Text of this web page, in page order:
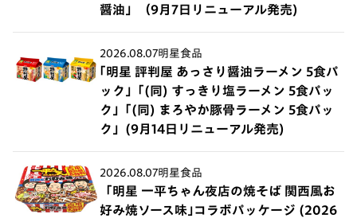
醤油」（9月7日リニューアル発売)
2026.08.07明星食品
｢明星 評判屋 あっさり醤油ラーメン 5食パ
ック」｢(同) すっきり塩ラーメン 5食パッ
ク」｢(同) まろやか豚骨ラーメン 5食パッ
ク」(9月14日リニューアル発売)
2026.08.07明星食品
「明星 一平ちゃん夜店の焼そば 関西風お
好み焼ソース味｣コラボパッケージ (2026